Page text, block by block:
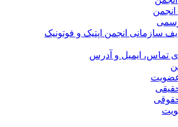
انجمن اپتیک و فوتونیک
ایمیل و آدرس